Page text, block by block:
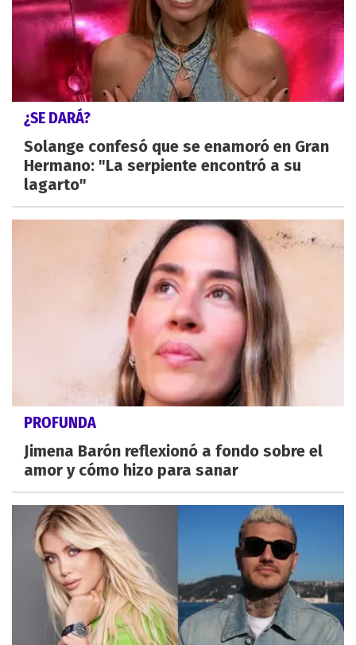
¿SE DARÁ?
Solange confesó que se enamoró en Gran
Hermano: "La serpiente encontró a su
lagarto"
PROFUNDA
Jimena Barón reflexionó a fondo sobre el
amor y cómo hizo para sanar